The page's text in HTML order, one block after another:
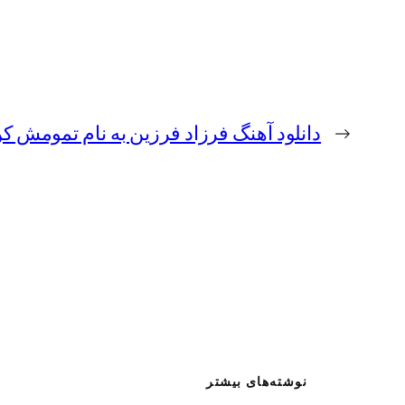
← دانلود آهنگ فرزاد فرزین به نام تمومش
نوشته‌های بیشتر